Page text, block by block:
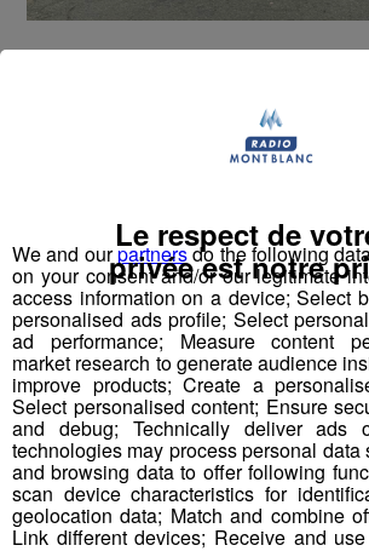
Mont Blanc - Équipe 2 |
Mont-Blanc pour la deuxième étape
Radio Mont Blanc.
We and ourpartnersdo the following
on your consent and/or our legitimate
access information on a device; Select
personalised ads profile; Select
ad performance; Measure content
market research to generate audience
improve products; Create a
Select personalised content; Ensure
and debug; Technically deliver ads
technologies may process personal data
and browsing data to offer following
scan device characteristics for
geolocation data; Match and combine
Link different devices; Receive and
Le respect de
privée est notre